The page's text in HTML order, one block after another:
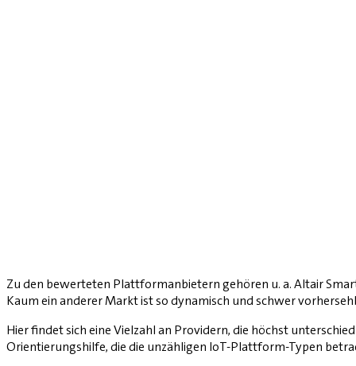
Zu den bewerteten Plattformanbietern gehören u. a. Altair
Kaum ein anderer Markt ist so dynamisch und schwer
Hier findet sich eine Vielzahl an Providern, die höchst
Orientierungshilfe, die die unzähligen IoT-Plattform-Typen